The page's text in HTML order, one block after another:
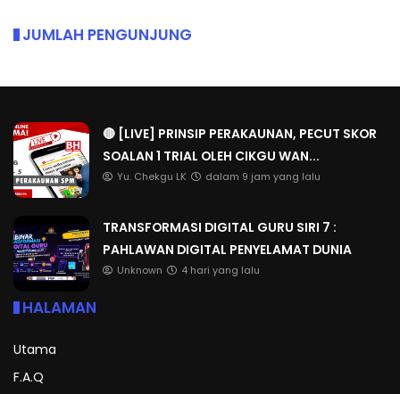
JUMLAH PENGUNJUNG
🔴 [LIVE] PRINSIP PERAKAUNAN, PECUT SKOR
SOALAN 1 TRIAL OLEH CIKGU WAN...
Yu. Chekgu LK dalam 9 jam yang lalu
TRANSFORMASI DIGITAL GURU SIRI 7 :
PAHLAWAN DIGITAL PENYELAMAT DUNIA
Unknown 4 hari yang lalu
HALAMAN
Utama
F.A.Q